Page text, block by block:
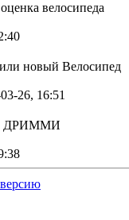
велосипеда
новый Велосипед
26, 16:51
ДРИММИ